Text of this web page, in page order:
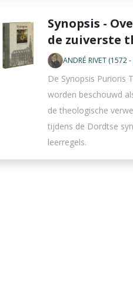
Synopsis -
de zuiverste
ANDRÉ RIVET (1572
De Synopsis Purioris
worden beschouwd
de theologische
tijdens de Dordtse
leerregels.